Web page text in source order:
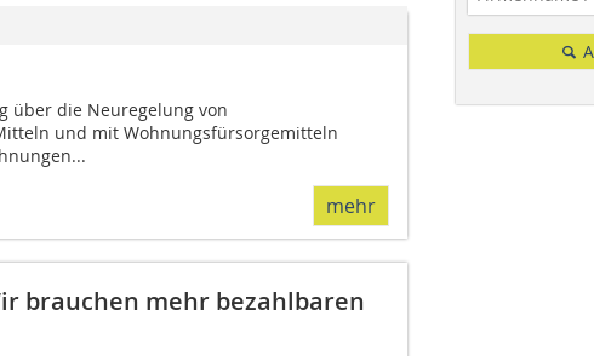
über die Neuregelung von
und mit Wohnungsfürsorgemitteln
mehr
brauchen mehr bezahlbaren